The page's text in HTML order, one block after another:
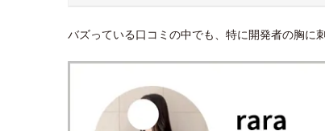
バズっている口コミの中でも、特に開発者の胸に